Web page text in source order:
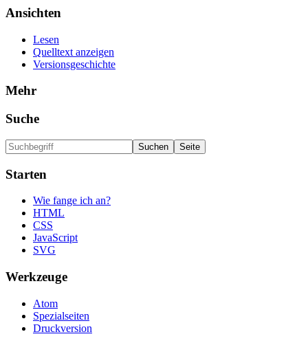
Ansichten
Lesen
Quelltext anzeigen
Versionsgeschichte
Mehr
Suche
Starten
Wie fange ich an?
HTML
CSS
JavaScript
SVG
Werkzeuge
Atom
Spezialseiten
Druckversion